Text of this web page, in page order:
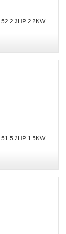
3HP 2.2KW
2HP 1.5KW